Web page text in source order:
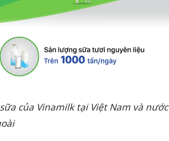
của Vinamilk tại Việt Nam và nước